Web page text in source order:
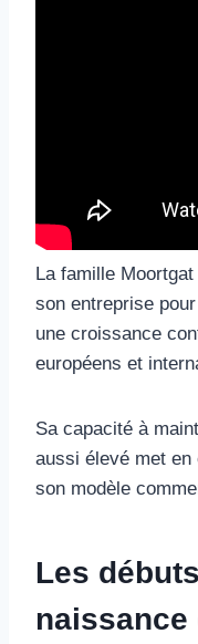
La famille
son entreprise
une croissance
européens et
Sa capacité à
aussi élevé met
son modèle
Les
naissance